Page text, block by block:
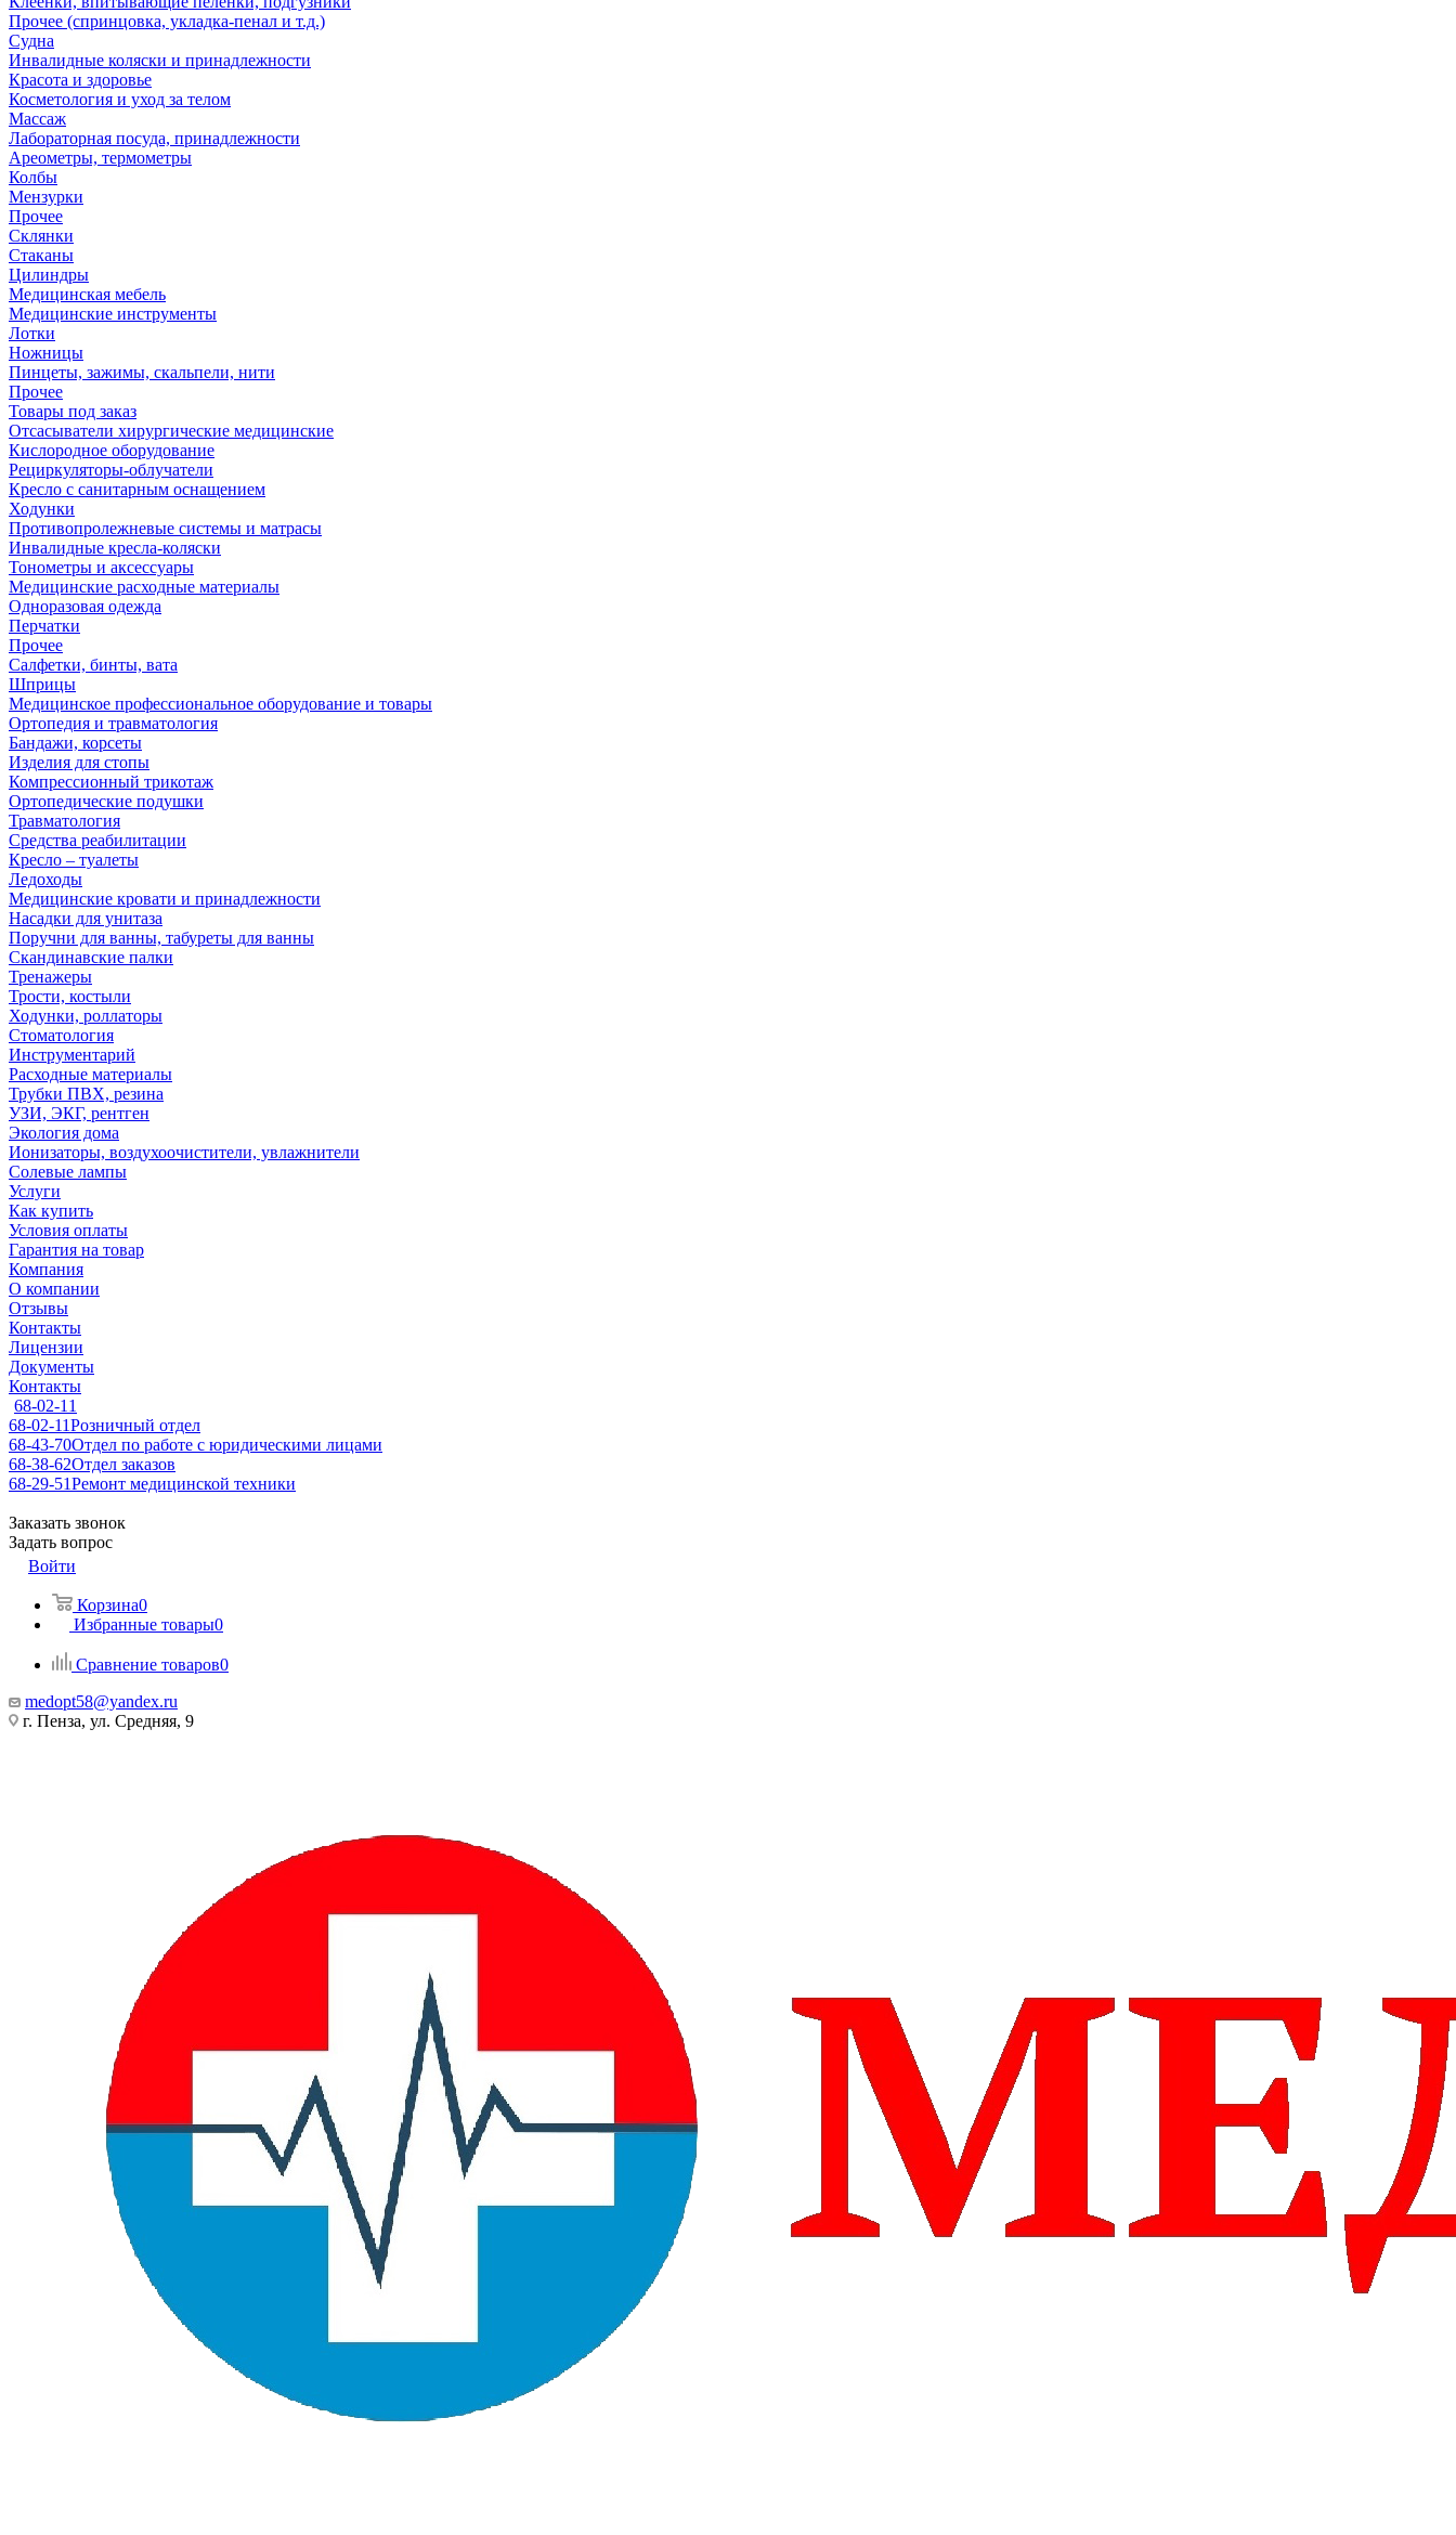
Прочее (спринцовка, укладка-пенал и т.д.)
Судна
Инвалидные коляски и принадлежности
Красота и здоровье
Косметология и уход за телом
Массаж
Лабораторная посуда, принадлежности
Ареометры, термометры
Колбы
Мензурки
Прочее
Склянки
Стаканы
Цилиндры
Медицинская мебель
Медицинские инструменты
Лотки
Ножницы
Пинцеты, зажимы, скальпели, нити
Прочее
Товары под заказ
Отсасыватели хирургические медицинские
Кислородное оборудование
Рециркуляторы-облучатели
Кресло с санитарным оснащением
Ходунки
Противопролежневые системы и матрасы
Инвалидные кресла-коляски
Тонометры и аксессуары
Медицинские расходные материалы
Одноразовая одежда
Перчатки
Прочее
Салфетки, бинты, вата
Шприцы
Медицинское профессиональное оборудование и товары
Ортопедия и травматология
Бандажи, корсеты
Изделия для стопы
Компрессионный трикотаж
Ортопедические подушки
Травматология
Средства реабилитации
Кресло – туалеты
Ледоходы
Медицинские кровати и принадлежности
Насадки для унитаза
Поручни для ванны, табуреты для ванны
Скандинавские палки
Тренажеры
Трости, костыли
Ходунки, роллаторы
Стоматология
Инструментарий
Расходные материалы
Трубки ПВХ, резина
УЗИ, ЭКГ, рентген
Экология дома
Ионизаторы, воздухоочистители, увлажнители
Солевые лампы
Услуги
Как купить
Условия оплаты
Гарантия на товар
Компания
О компании
Отзывы
Контакты
Лицензии
Документы
Контакты
68-02-11
68-02-11Розничный отдел
68-43-70Отдел по работе с юридическими лицами
68-38-62Отдел заказов
68-29-51Ремонт медицинской техники
Заказать звонок
Задать вопрос
Войти
Корзина0
Избранные товары0
Сравнение товаров0
medopt58@yandex.ru
г. Пенза, ул. Средняя, 9